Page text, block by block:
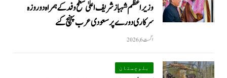
وزیراعظم شہبازشریف اعلیٰ سطح وفد کے ہمراہ دو روزه
سرکاری دورے پر سعودی عرب پہنچ گئے
اگست 6, 2026
بلوچستان